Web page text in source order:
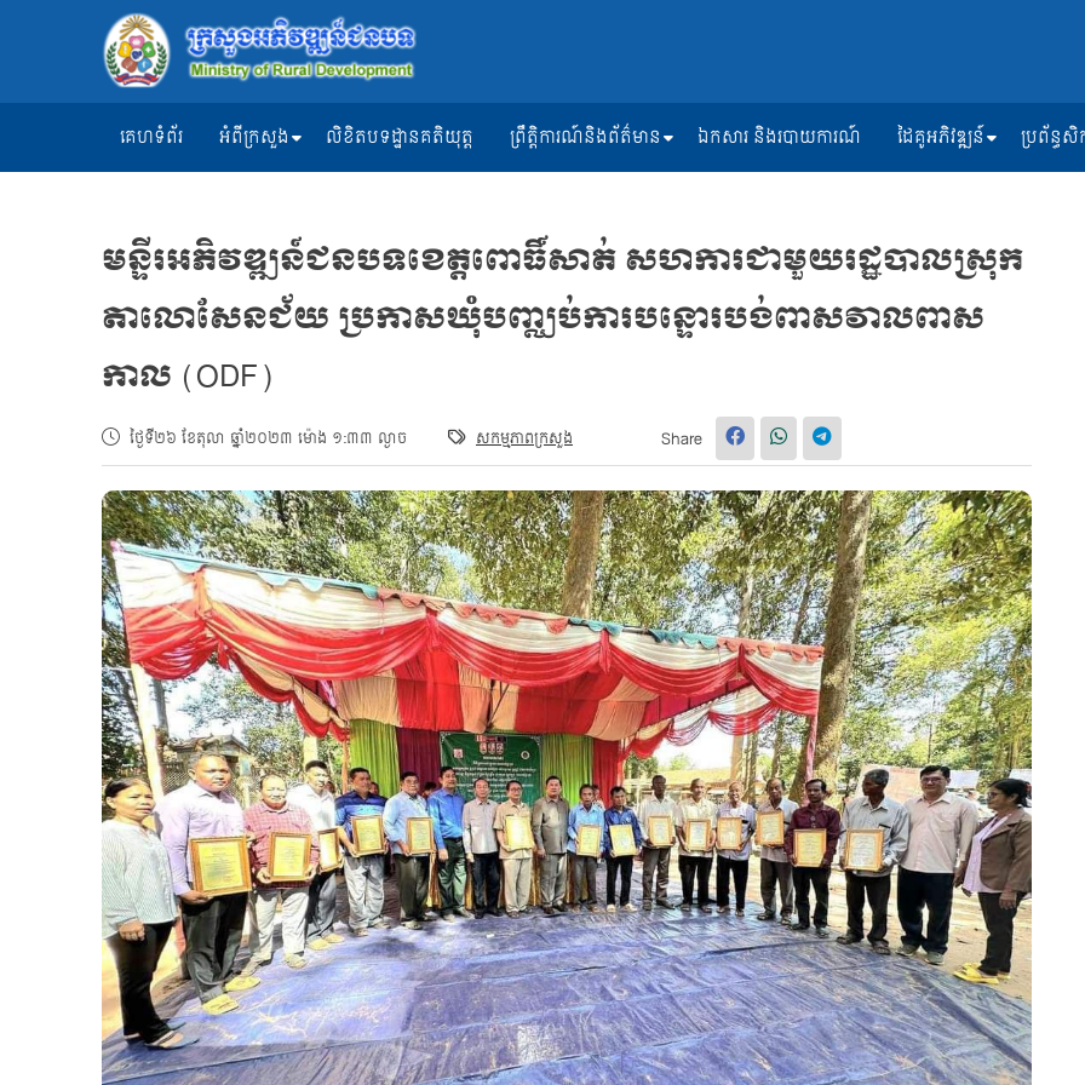
គេហទំព័រ អំពីក្រសួង លិខិតបទដ្ឋានគតិយុត្ត ព្រឹត្តិការណ៍និងព័ត៌មាន ឯកសារ និងរបាយការណ៍ ដៃគូអភិវឌ្ឍន៍ ប្រព័ន្ធ
មន្ទីរអភិវឌ្ឍន៍ជនបទខេត្តពោធិ៍សាត់ សហការជាមួយរដ្ឋបាលស្រុក
តាលោសែនជ័យ ប្រកាសឃុំបញ្ឈប់ការបន្ទោរបង់ពាសវាលពាស
កាល (ODF)
ថ្ងៃទី២៦ ខែតុលា ឆ្នាំ២០២៣ ម៉ោង ១:៣៣ ល្ងាច សកម្មភាពក្រសួង Share